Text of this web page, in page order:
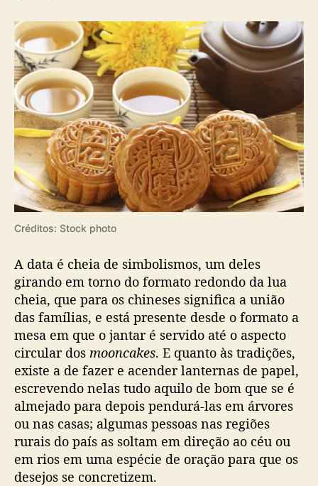
Créditos: Stock photo
A data é cheia de simbolismos, um deles
girando em torno do formato redondo da lua
cheia, que para os chineses significa a união
das famílias, e está presente desde o formato a
mesa em que o jantar é servido até o aspecto
circular dos mooncakes. E quanto às tradições,
existe a de fazer e acender lanternas de papel,
escrevendo nelas tudo aquilo de bom que se é
almejado para depois pendurá-las em árvores
ou nas casas; algumas pessoas nas regiões
rurais do país as soltam em direção ao céu ou
em rios em uma espécie de oração para que os
desejos se concretizem.